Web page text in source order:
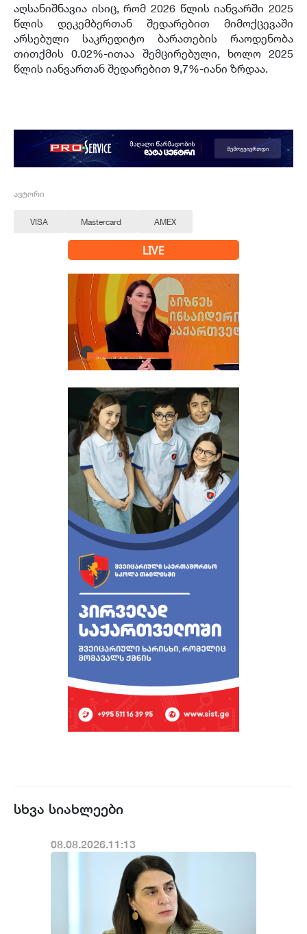
აღსანიშნავია ისიც, რომ 2026 წლის იანვარში 2025
წლის დეკემბერთან შედარებით მიმოქცევაში
არსებული საკრედიტო ბარათების რაოდენობა
თითქმის 0.02%-ითაა შემცირებული, ხოლო 2025
წლის იანვართან შედარებით 9,7%-იანი ზრდაა.
ავტორი
VISA Mastercard AMEX
LIVE
სხვა სიახლეები
08.08.2026.11:13